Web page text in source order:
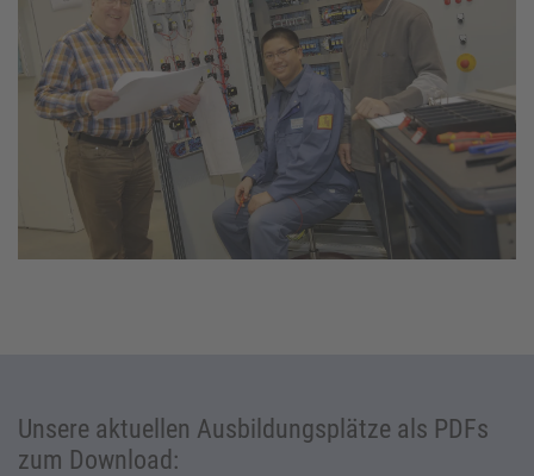
Unsere aktuellen Ausbildungsplätze als PDFs
zum Download: